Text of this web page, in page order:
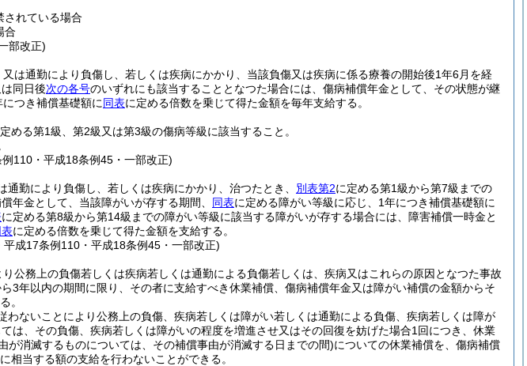
されている場合
合
部改正)
は通勤により負傷し、若しくは疾病にかかり、当該負傷又は疾病に係る療養の開始後1年6月を経
同日後次の各号のいずれにも該当することとなつた場合には、傷病補償年金として、その状態が継
つき補償基礎額に同表に定める倍数を乗じて得た金額を毎年支給する。
める第1級、第2級又は第3級の傷病等級に該当すること。
110・平成18条例45・一部改正)
勤により負傷し、若しくは疾病にかかり、治つたとき、 別表第2に定める第1級から第7級までの
年金として、当該障がいが存する期間、 同表に定める障がい等級に応じ、1年につき補償基礎額に
に定める第8級から第14級までの障がい等級に該当する障がいが存する場合には、障害補償一時金と
に定める倍数を乗じて得た金額を支給する。
成17条例110・平成18条例45・一部改正)
公務上の負傷若しくは疾病若しくは通勤による負傷若しくは、疾病又はこれらの原因となつた事故
3年以内の期間に限り、その者に支給すべき休業補償、傷病補償年金又は障がい補償の金額からそ
。
ないことにより公務上の負傷、疾病若しくは障がい若しくは通勤による負傷、疾病若しくは障が
は、その負傷、疾病若しくは障がいの程度を増進させ又はその回復を妨げた場合1回につき、休業
が消滅するものについては、その補償事由が消滅する日までの間)についての休業補償を、傷病補償
当する額の支給を行わないことができる。